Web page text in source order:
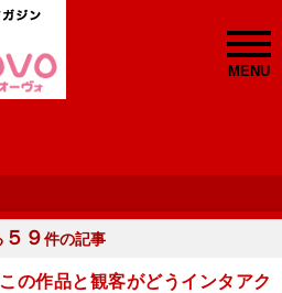
MENU
５９件の記事
この作品と観客がどうインタアク